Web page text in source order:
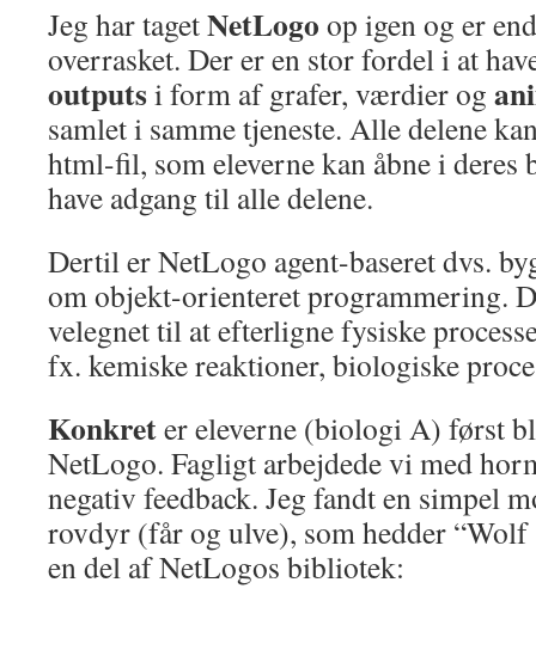
Jeg har tagetNetLogo op igen og er
overrasket. Der er en stor fordel i at
outputsi form af grafer, værdier og
samlet i samme tjeneste. Alle delene
html-fil, som eleverne kan åbne i deres
have adgang til alle delene.
Dertil er NetLogo agent-baseret dvs.
om objekt-orienteret programmering.
velegnet til at efterligne fysiske
fx. kemiske reaktioner, biologiske
Konkreter eleverne (biologi A) først
NetLogo. Fagligt arbejdede vi med
negativ feedback. Jeg fandt en simpel
rovdyr (får og ulve), som hedder “Wolf
en del af NetLogos bibliotek: